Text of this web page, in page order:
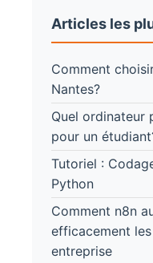
Articles les
Comment
Nantes?
Quel ordinateur
pour un
Tutoriel :
Python
Comment n8n
efficacement
entreprise